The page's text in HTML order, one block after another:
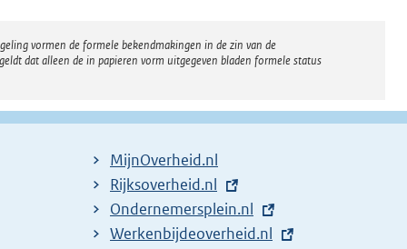
vormen de formele bekendmakingen in de zin van de
dat alleen de in papieren vorm uitgegeven bladen formele status
MijnOverheid.nl
E
x
t
Rijksoverheid.nl
E
x
Ondernemersplein.nl
E
Werkenbijdeoverheid.nl